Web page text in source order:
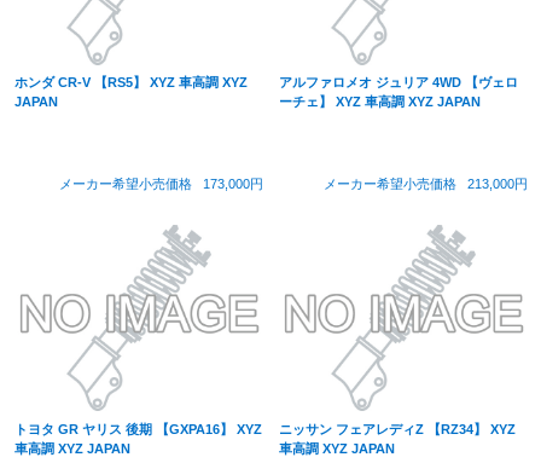
ホンダ CR-V 【RS5】 XYZ 車高調 XYZ
JAPAN
メーカー希望小売価格 173,000円
アルファロメオ ジュリア 4WD 【ヴェロ
ーチェ】 XYZ 車高調 XYZ JAPAN
メーカー希望小売価格 213,000円
トヨタ GR ヤリス 後期 【GXPA16】 XYZ
車高調 XYZ JAPAN
ニッサン フェアレディZ 【RZ34】 XYZ
車高調 XYZ JAPAN